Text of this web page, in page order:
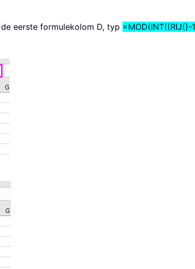
eerste formulekolom D, typ =MOD(INT((RIJ()-